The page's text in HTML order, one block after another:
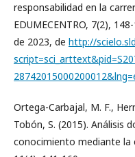
responsabilidad en la
EDUMECENTRO, 7(2),
de 2023, de http://
Ortega-Carbajal, M. F.,
Tobón, S. (2015). Análisis
conocimiento mediante la